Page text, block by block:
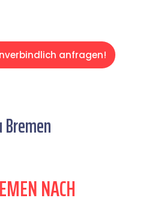
anfragen!
NACH